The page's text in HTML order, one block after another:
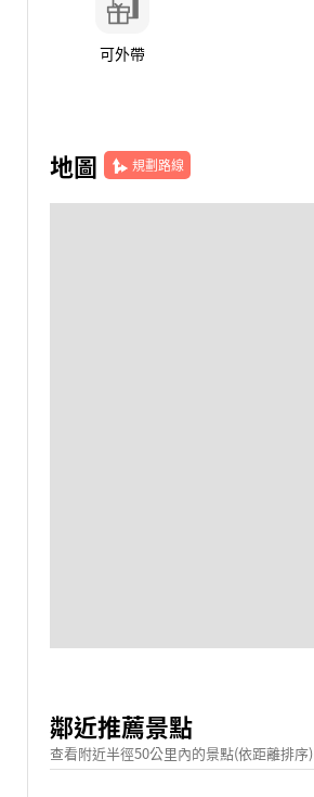
可外帶
地圖 規劃路線
鄰近推薦景點
查看附近半徑50公里內的景點(依距離排序)